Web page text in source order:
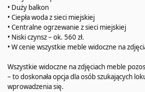
• Duży balkon
• Ciepła woda z sieci miejskiej
• Centralne ogrzewanie z sieci miejskiej
• Niski czynsz – ok. 560 zł.
• W cenie wszystkie meble widoczne na
Wszystkie widoczne na zdjęciach meble
– to doskonała opcja dla osób szukających
wprowadzenia się.